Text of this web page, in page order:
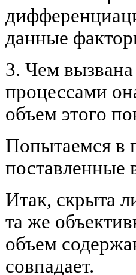
данные
3. Чем
процессами
объем этого
Попытаемся в
поставленные
Итак, скрыта
та же
объем
совпадает.